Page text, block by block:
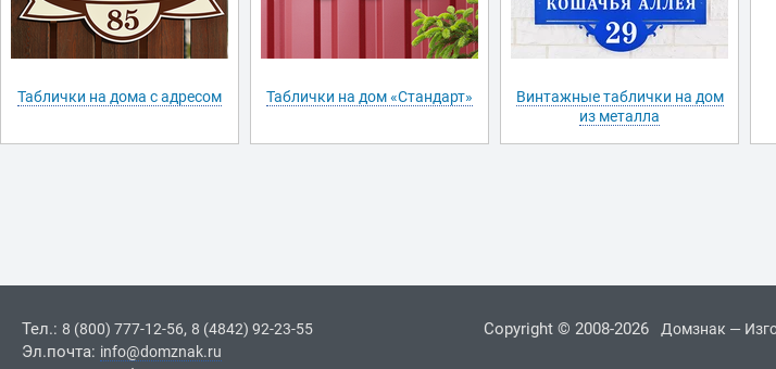
Таблички на дома с адресом Таблички на дом «Стандарт»
Винтажные таблички на дом
из металла
Тел.: 8 (800) 777-12-56, 8 (4842) 92-23-55
Эл.почта: info@domznak.ru
Copyright © 2008-2026 Домзнак —